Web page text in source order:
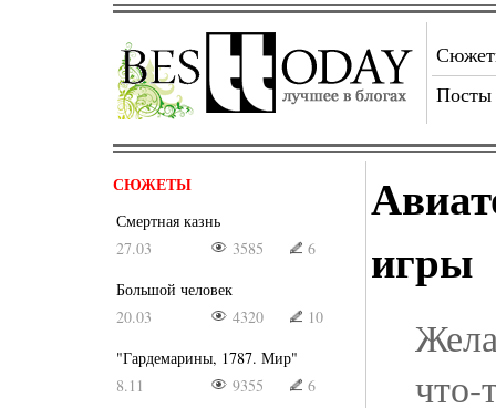
Посты
СЮЖЕТЫ
Смертная казнь
27.03
3585
6
Большой человек
20.03
4320
10
"Гардемарины, 1787. Мир"
8.11
9355
6
игры
что-